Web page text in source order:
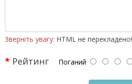
Зверніть увагу: HTML не перекладено!
Рейтинг Поганий